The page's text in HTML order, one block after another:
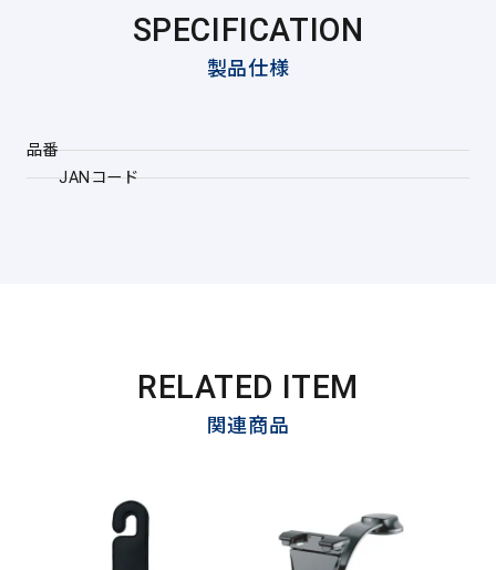
SPECIFICATION
製品仕様
品番
JANコード
RELATED ITEM
関連商品